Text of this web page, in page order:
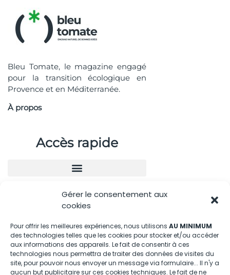
Gérer le consentement aux
cookies
Pour offrir les meilleures expériences, nous utilisons AU MINIMUM
des technologies telles que les cookies pour stocker et/ou accéder
aux informations des appareils. Le fait de consentir à ces
technologies nous permettra de traiter des données de visites du
site, pour pouvoir nous envoyer un message via formulaire... Il n'y a
aucun but publicitaire sur ces cookies techniques. Le fait de ne
Bleu Tomate, le magazine engagé
pour la transition écologique en
Provence et en Méditerranée.
À propos
Accès rapide
Nous contacter
04.88.08.75.28
contactBT@bleu-tomate.fr
Kit média